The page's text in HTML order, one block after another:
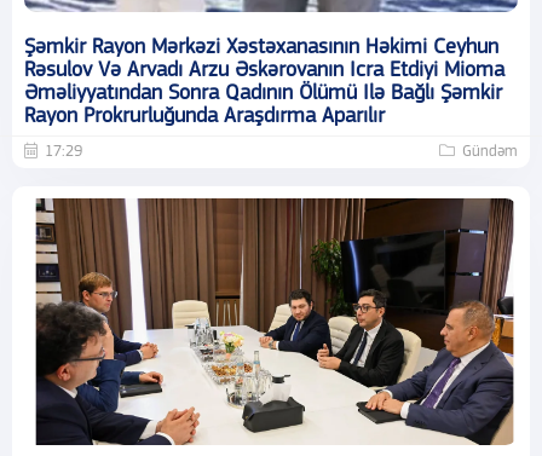
Şəmkir Rayon Mərkəzi Xəstəxanasının Həkimi Ceyhun
Rəsulov Və Arvadı Arzu Əskərovanın Icra Etdiyi Mioma
Əməliyyatından Sonra Qadının Ölümü Ilə Bağlı Şəmkir
Rayon Prokrurluğunda Araşdırma Aparılır
17:29 Gündəm